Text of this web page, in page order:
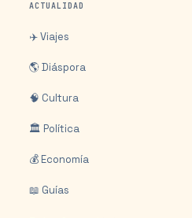
ACTUALIDAD
✈️ Viajes
🌎 Diáspora
🧠 Cultura
🏛️ Política
💰 Economía
📖 Guías